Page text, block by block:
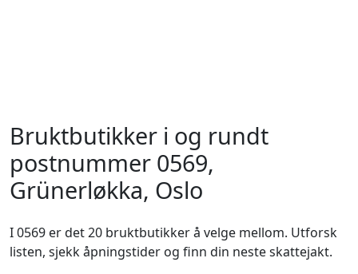
Bruktbutikker i og rundt
postnummer 0569,
Grünerløkka, Oslo
I 0569 er det 20 bruktbutikker å velge mellom. Utforsk
listen, sjekk åpningstider og finn din neste skattejakt.